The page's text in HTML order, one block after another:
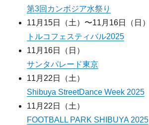
第3回カンボジア水祭り
11月15日（土）〜11月16日（日）
トルコフェスティバル2025
11月16日（日）
サンタパレード東京
11月22日（土）
Shibuya StreetDance Week 2025
11月22日（土）
FOOTBALL PARK SHIBUYA 2025